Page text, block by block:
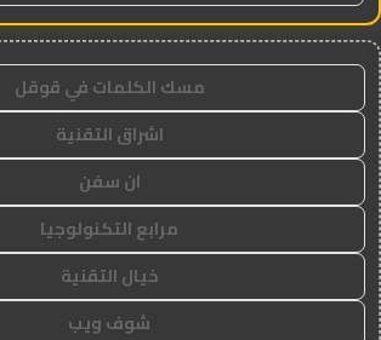
مسك الكلمات في قوقل
اشراق التقنية
ان سفن
مرابع التكنولوجيا
خيال التقنية
شوف ويب